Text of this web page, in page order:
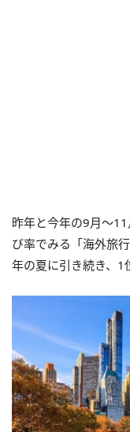
昨年と今年の9月～
び率でみる「海外旅
年の夏に引き続き、1